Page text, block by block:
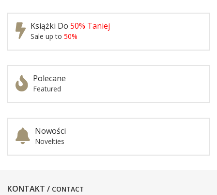
Książki Do 50% Taniej
Sale up to 50%
Polecane
Featured
Nowości
Novelties
KONTAKT / CONTACT